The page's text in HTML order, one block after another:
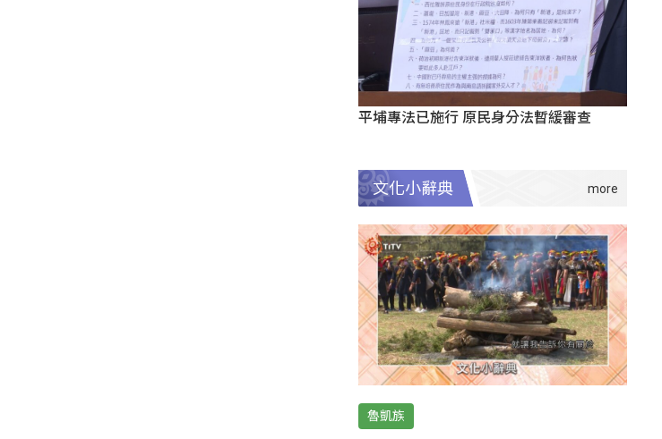
平埔專法已施行 原民身分法暫緩審查
文化小辭典
魯凱族